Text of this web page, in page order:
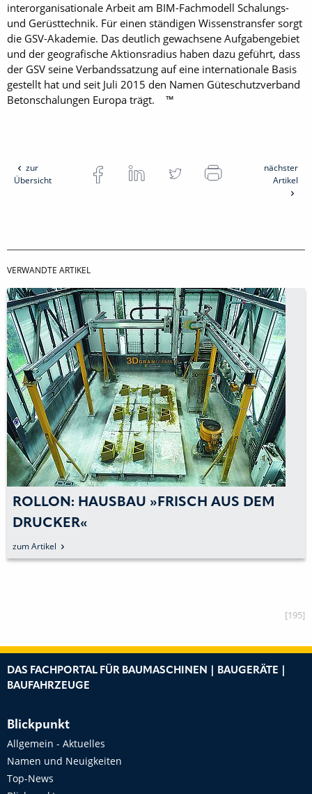
interorganisationale Arbeit am BIM-Fachmodell Schalungs-
und Gerüsttechnik. Für einen ständigen Wissenstransfer sorgt
die GSV-Akademie. Das deutlich gewachsene Aufgabengebiet
und der geografische Aktionsradius haben dazu geführt, dass
der GSV seine Verbandssatzung auf eine internationale Basis
gestellt hat und seit Juli 2015 den Namen Güteschutzverband
Betonschalungen Europa trägt. ™
zur
Übersicht
nächster
Artikel
VERWANDTE ARTIKEL
ROLLON: HAUSBAU »FRISCH AUS DEM
DRUCKER«
zum Artikel
[195]
DAS FACHPORTAL FÜR BAUMASCHINEN | BAUGERÄTE |
BAUFAHRZEUGE
Blickpunkt
Allgemein - Aktuelles
Namen und Neuigkeiten
Top-News